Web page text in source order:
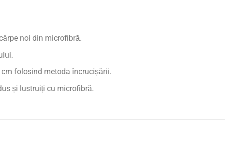
noi din microfibră.
cm folosind metoda încrucișării.
și lustruiți cu microfibră.